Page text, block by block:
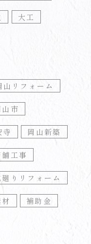
大工
山リフォーム
山市
寺 岡山新築
舗工事
廻りリフォーム
補助金